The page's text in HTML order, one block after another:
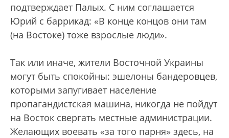
подтверждает Палых. С ним соглашается
Юрий с баррикад: «В конце концов они там
(на Востоке) тоже взрослые люди».
Так или иначе, жители Восточной Украины
могут быть спокойны: эшелоны бандеровцев,
которыми запугивает население
пропагандистская машина, никогда не пойдут
на Восток свергать местные администрации.
Желающих воевать «за того парня» здесь, на